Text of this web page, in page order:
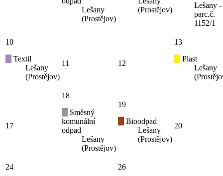
Lešany
(Prostějov)
(Prostějov)
Lešany -
parc.č.
1152/1
10
Textil
Lešany
(Prostějov)
11 12
13
Plast
Lešany
17
18
Směsný
komunální
odpad
Lešany
(Prostějov)
19
Bioodpad
Lešany
(Prostějov)
20
24
26